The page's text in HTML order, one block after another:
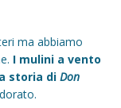
ma abbiamo
I mulini a vento
storia di Don